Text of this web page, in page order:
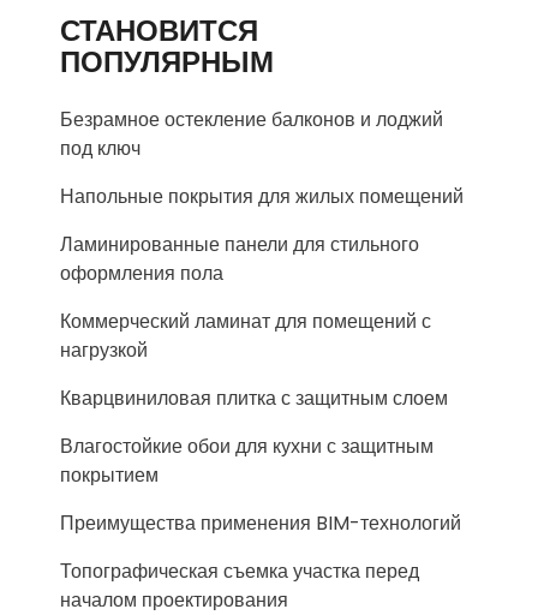
СТАНОВИТСЯ
ПОПУЛЯРНЫМ
Безрамное остекление балконов и лоджий
под ключ
Напольные покрытия для жилых помещений
Ламинированные панели для стильного
оформления пола
Коммерческий ламинат для помещений с
нагрузкой
Кварцвиниловая плитка с защитным слоем
Влагостойкие обои для кухни с защитным
покрытием
Преимущества применения BIM-технологий
Топографическая съемка участка перед
началом проектирования